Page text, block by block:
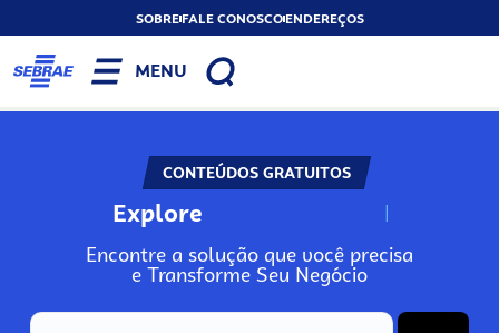
SOBREFALE CONOSCOENDEREÇOS
MENU
CONTEÚDOS GRATUITOS
Explore N
Encontre a solução que você precisa
e Transforme Seu Negócio